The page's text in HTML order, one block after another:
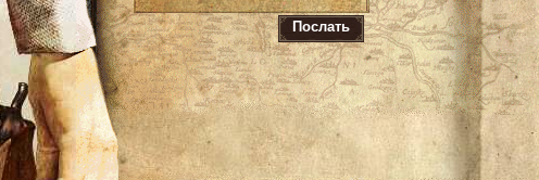
Послать